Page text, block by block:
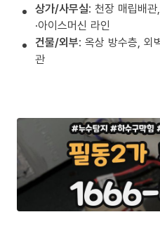
상가/사무실: 천장 매립배
·아이스머신 라인
건물/외부: 옥상 방수층, 외
관